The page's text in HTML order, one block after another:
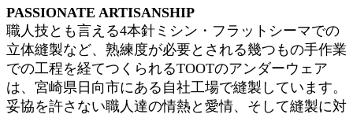
PASSIONATE ARTISANSHIP
職人技とも言える4本針ミシン・フラットシーマでの
立体縫製など、熟練度が必要とされる幾つもの手作業
での工程を経てつくられるTOOTのアンダーウェア
は、宮崎県日向市にある自社工場で縫製しています。
妥協を許さない職人達の情熱と愛情、そして縫製に対